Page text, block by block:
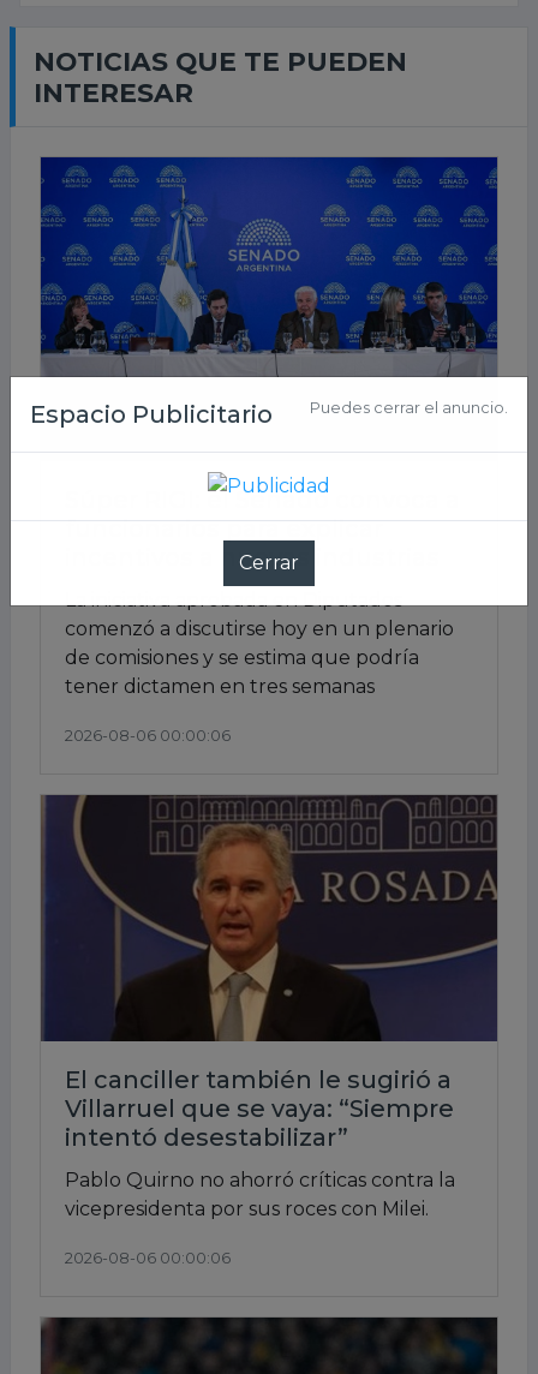
NOTICIAS QUE TE PUEDEN
INTERESAR
Súper RIGI: el Senado convoca a
funcionarios para explicar
incentivos a nuevas industrias
La iniciativa aprobada en Diputados
comenzó a discutirse hoy en un plenario
de comisiones y se estima que podría
tener dictamen en tres semanas
2026-08-06 00:00:06
El canciller también le sugirió a
Villarruel que se vaya: “Siempre
intentó desestabilizar”
Pablo Quirno no ahorró críticas contra la
vicepresidenta por sus roces con Milei.
2026-08-06 00:00:06